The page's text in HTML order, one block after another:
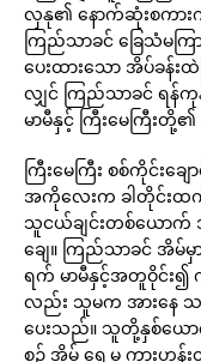
လှနု၏ နောက်ဆုံးစကား
ကြည်သာခင် ခြေသံမက
ပေးထားသော အိပ်ခန်
လျှင် ကြည်သာခင် ရန်ကု
မာမီနှင့် ကြီးမေကြီး
ကြီးမေကြီး စစ်ကိုင်းချ
အကိုလေးက ခါတိုင်းထ
သူငယ်ချင်းတစ်ယောက် အိ
ချေ။ ကြည်သာခင် အိမ်
ရက် မာမီနှင့်အတူဝိုင်း
လည်း သူမက အားနေ သဖ
ပေးသည်။ သူတို့နှစ်ယောက်
စဉ် အိမ် ရှေ့မှ ကားဟွန်